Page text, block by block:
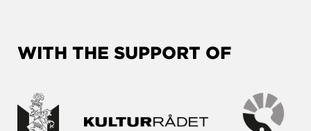
WITH THE SUPPORT OF